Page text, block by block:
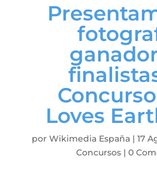
Loves
porWikimedia España |17
Concursos |0